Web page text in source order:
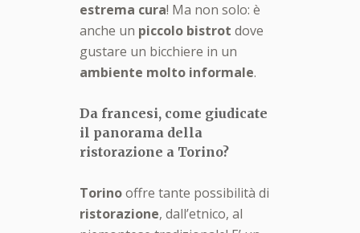
estrema cura! Ma non solo: è
anche un piccolo bistrot dove
gustare un bicchiere in un
ambiente molto informale.
Da francesi, come giudicate
il panorama della
ristorazione a Torino?
Torinooffre tante possibilità di
ristorazione, dall’etnico, al